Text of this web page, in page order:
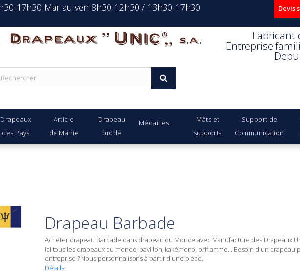
17h30 Mar au ven 8h30-12h30 / 13h30-17h30 Devis
Drapeaux Unic s.a. Fabricant
Entreprise
Drapeaux
des Pays
Article
de Mairie
Drapeau
brodé
Médailles
Mâts et
supports
Support de
Communication
Drapeau Barbade
Acheter drapeau Barbade dans drapeau du Monde avec Manufacture des Drapeaux
ici tous les drapeaux du monde, pavillon, kakémono, oriflamme... Besoin d'un drapeau
entreprise ? Nous personnalisons à partir d'une pièce.
Détails